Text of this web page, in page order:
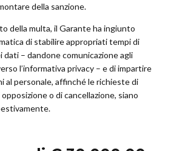
della sanzione.
della multa, il Garante ha ingiunto
di stabilire appropriati tempi di
dati – dandone comunicazione agli
l’informativa privacy – e di impartire
al personale, affinché le richieste di
o di cancellazione, siano